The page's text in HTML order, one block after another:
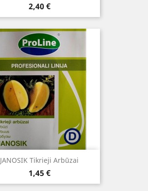
Kaina
2,40 €
JANOSIK Tikrieji Arbūzai
Kaina
1,45 €